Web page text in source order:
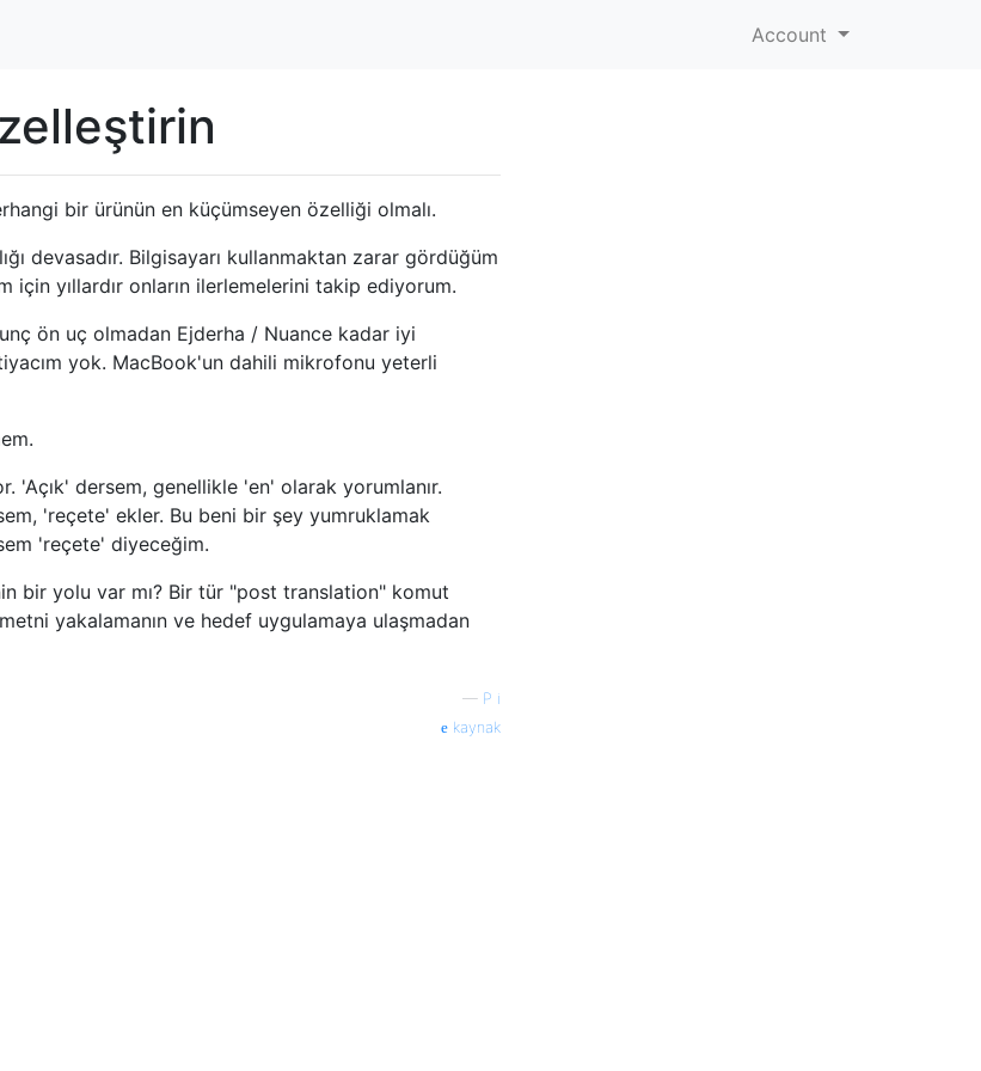
Account
bir ürünün en küçümseyen özelliği olmalı.
devasadır. Bilgisayarı kullanmaktan zarar gördüğüm
için yıllardır onların ilerlemelerini takip ediyorum.
ön uç olmadan Ejderha / Nuance kadar iyi
yok. MacBook'un dahili mikrofonu yeterli
'Açık' dersem, genellikle 'en' olarak yorumlanır.
'reçete' ekler. Bu beni bir şey yumruklamak
'reçete' diyeceğim.
bir yolu var mı? Bir tür "post translation" komut
yakalamanın ve hedef uygulamaya ulaşmadan
— P i
kaynak